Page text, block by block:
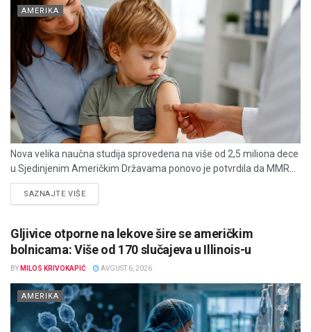
AMERIKA
Nova velika naučna studija sprovedena na više od 2,5 miliona dece
u Sjedinjenim Američkim Državama ponovo je potvrdila da MMR...
SAZNAJTE VIŠEDETAILS
Gljivice otporne na lekove šire se američkim
bolnicama: Više od 170 slučajeva u Illinois-u
BY MILOS KRIVOKAPIĆ AVGUST 6, 2026
AMERIKA